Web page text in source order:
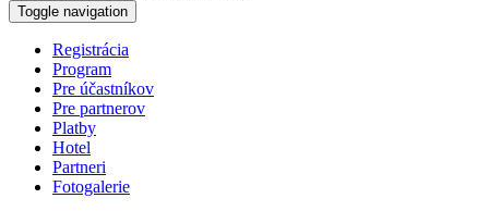
Toggle navigation
Registrácia
Program
Pre účastníkov
Pre partnerov
Platby
Hotel
Partneri
Fotogalerie